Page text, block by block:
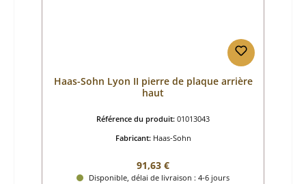
Haas-Sohn Lyon II pierre de plaque arrière
haut
Référence du produit: 01013043
Fabricant: Haas-Sohn
Prix régulier :
91,63 €
Disponible, délai de livraison : 4-6 jours